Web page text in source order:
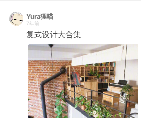
Yura狸喵
7年前
复式设计大合集 ​ ​​​​